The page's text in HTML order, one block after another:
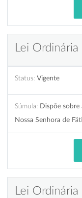
Lei
Status: Vigente
Súmula: Dispõe
Nossa Senhora de
Lei